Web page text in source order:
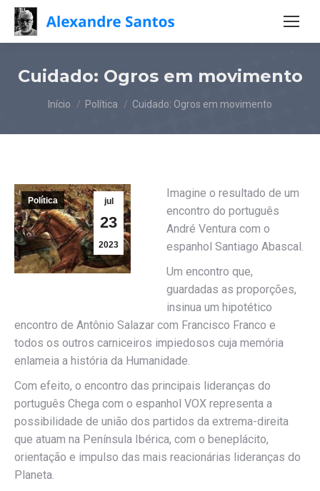
Cuidado: Ogros em movimento
Você está aqui:
Início Política Cuidado: Ogros em movimento
jul
23
2023
Política
Imagine o resultado de um
encontro do português
André Ventura com o
espanhol Santiago Abascal.
Um encontro que,
guardadas as proporções,
insinua um hipotético
encontro de Antônio Salazar com Francisco Franco e
todos os outros carniceiros impiedosos cuja memória
enlameia a história da Humanidade.
Com efeito, o encontro das principais lideranças do
português Chega com o espanhol VOX representa a
possibilidade de união dos partidos da extrema-direita
que atuam na Península Ibérica, com o beneplácito,
orientação e impulso das mais reacionárias lideranças do
Planeta.